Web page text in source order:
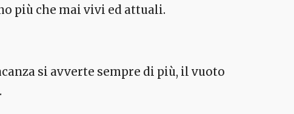
più che mai vivi ed attuali.
si avverte sempre di più, il vuoto